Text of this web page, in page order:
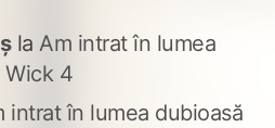
la Am intrat în lumea
Wick 4
intrat în lumea dubioasă